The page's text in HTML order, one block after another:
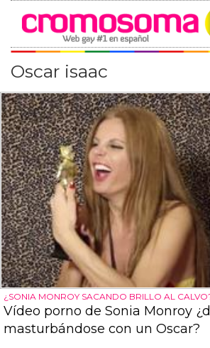
Oscar isaac
¿SONIA MONROY SACANDO BRILLO AL
Vídeo porno de Sonia Monroy
masturbándose con un Oscar?